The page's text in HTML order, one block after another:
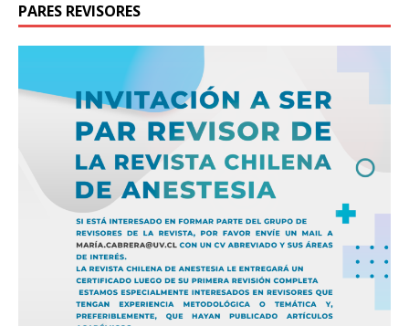
PARES REVISORES